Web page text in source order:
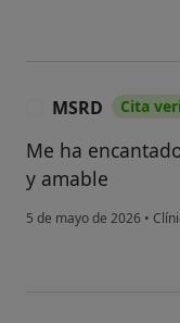
MSRD Cita
Me ha
y amable
5 de mayo de 2026 •